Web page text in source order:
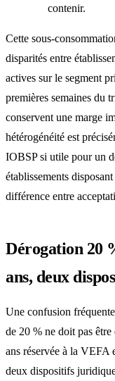
contenir.
Cette sous-
disparités entre
actives sur le segment
premières semaines du
conservent une marge
hétérogénéité est
IOBSPsi utile pour un
établissements
différence entre
Dérogation 20
ans, deux
Une confusion
de 20 % ne doit pas
ans réservée à la VEFA
deux dispositifs